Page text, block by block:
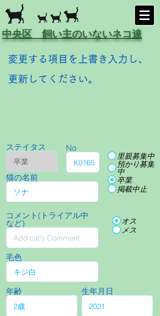
中央区 飼い主のいないネコ達
変更する項目を上書き入力し、
更新してください。
ステイタス No
猫の名前
里親募集中
預かり募集
中
卒業
掲載中止
コメント(トライアル中
など)
オス
メス
毛色
年齢 生年月日